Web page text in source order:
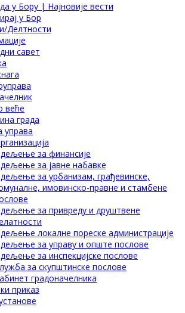
у Бору | Најновије вести
у Бор
Делтности
савет
веће
града
управа
за финансије
за јавне набавке
за урбанизам, грађевинске,
имовинско-правне и стамбене
за привреду и друштвене
локалне пореске администрације
за управу и опште послове
за инспекцијске послове
за скупштинске послове
градоначелника
приказ